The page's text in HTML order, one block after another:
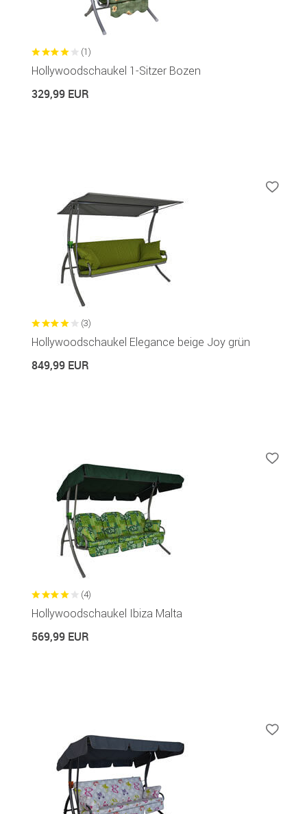
(1)
Hollywoodschaukel 1-Sitzer Bozen
329,99 EUR
(3)
Hollywoodschaukel Elegance beige Joy grün
849,99 EUR
(4)
Hollywoodschaukel Ibiza Malta
569,99 EUR